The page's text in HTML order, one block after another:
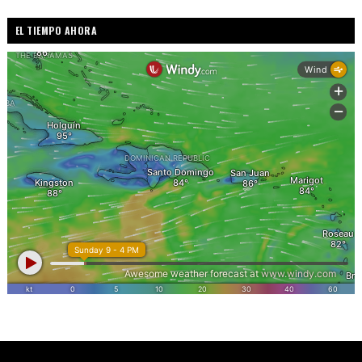
EL TIEMPO AHORA